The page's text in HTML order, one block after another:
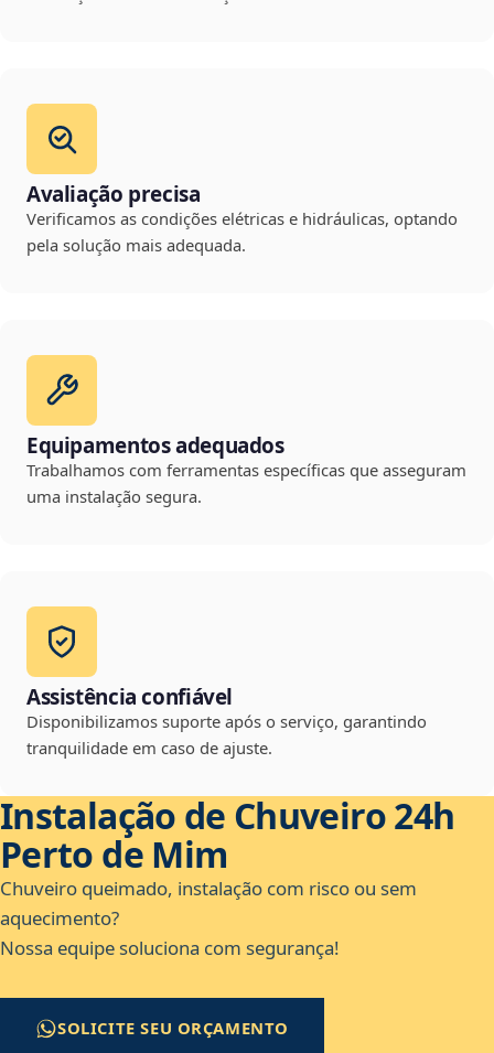
Avaliação precisa
Verificamos as condições elétricas e hidráulicas, optando
pela solução mais adequada.
Equipamentos adequados
Trabalhamos com ferramentas específicas que asseguram
uma instalação segura.
Assistência confiável
Disponibilizamos suporte após o serviço, garantindo
tranquilidade em caso de ajuste.
Instalação de Chuveiro 24h
Perto de Mim
Chuveiro queimado, instalação com risco ou sem
aquecimento?
Nossa equipe soluciona com segurança!
SOLICITE SEU ORÇAMENTO